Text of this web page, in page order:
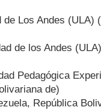
Los Andes (ULA)
de los Andes
Pedagógica
de)
República